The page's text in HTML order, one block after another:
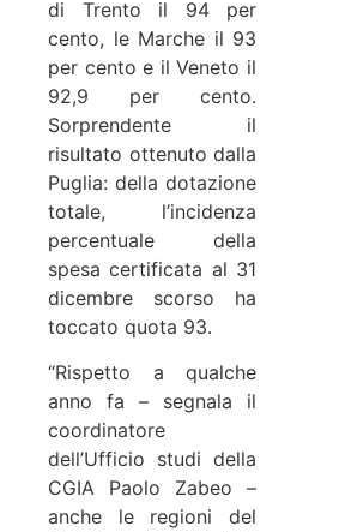
di Trento il 94 per
cento, le Marche il 93
per cento e il Veneto il
92,9 per cento.
Sorprendente il
risultato ottenuto dalla
Puglia: della dotazione
totale, l’incidenza
percentuale della
spesa certificata al 31
dicembre scorso ha
toccato quota 93.
“Rispetto a qualche
anno fa – segnala il
coordinatore
dell’Ufficio studi della
CGIA Paolo Zabeo –
anche le regioni del